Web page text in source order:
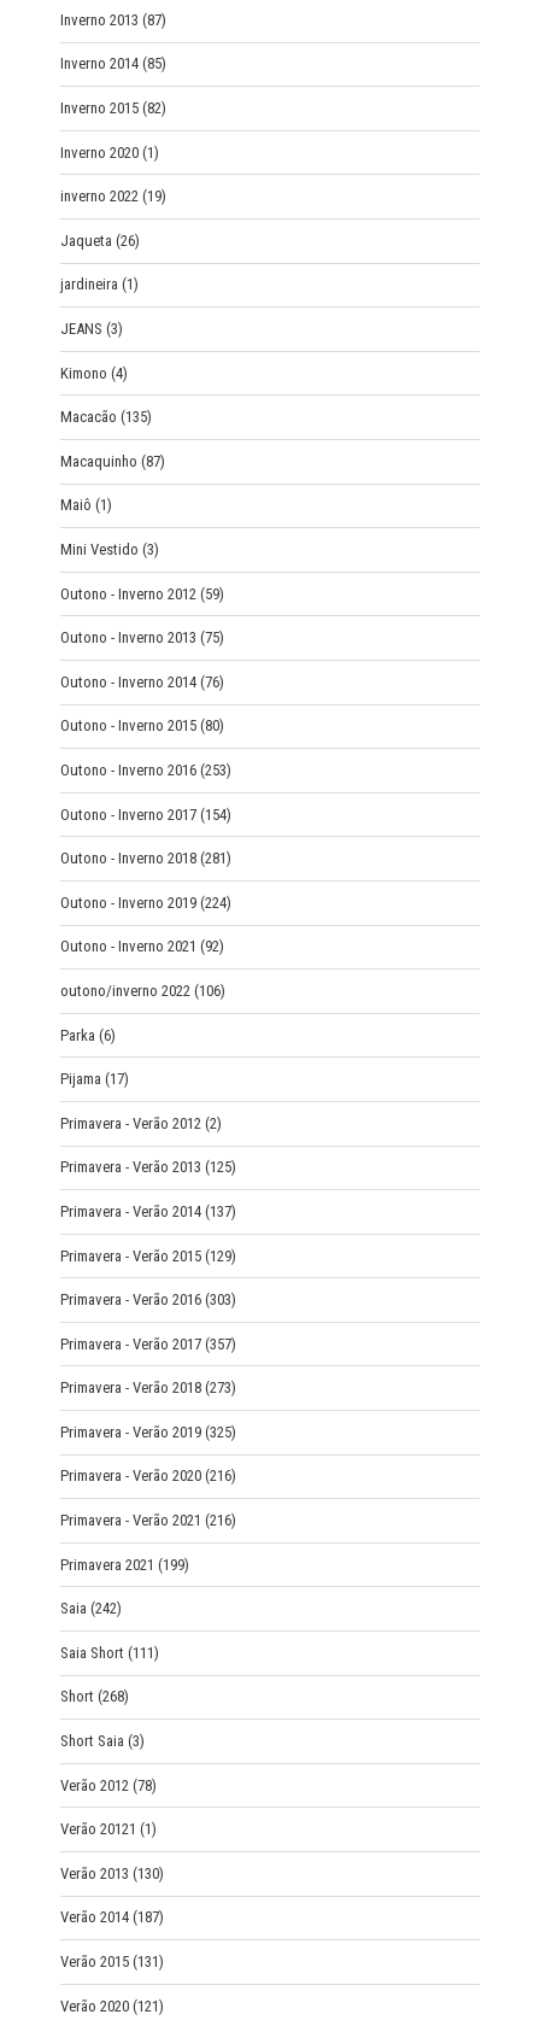
Inverno 2013 (87)
Inverno 2014 (85)
Inverno 2015 (82)
Inverno 2020 (1)
inverno 2022 (19)
Jaqueta (26)
jardineira (1)
JEANS (3)
Kimono (4)
Macacão (135)
Macaquinho (87)
Maiô (1)
Mini Vestido (3)
Outono - Inverno 2012 (59)
Outono - Inverno 2013 (75)
Outono - Inverno 2014 (76)
Outono - Inverno 2015 (80)
Outono - Inverno 2016 (253)
Outono - Inverno 2017 (154)
Outono - Inverno 2018 (281)
Outono - Inverno 2019 (224)
Outono - Inverno 2021 (92)
outono/inverno 2022 (106)
Parka (6)
Pijama (17)
Primavera - Verão 2012 (2)
Primavera - Verão 2013 (125)
Primavera - Verão 2014 (137)
Primavera - Verão 2015 (129)
Primavera - Verão 2016 (303)
Primavera - Verão 2017 (357)
Primavera - Verão 2018 (273)
Primavera - Verão 2019 (325)
Primavera - Verão 2020 (216)
Primavera - Verão 2021 (216)
Primavera 2021 (199)
Saia (242)
Saia Short (111)
Short (268)
Short Saia (3)
Verão 2012 (78)
Verão 20121 (1)
Verão 2013 (130)
Verão 2014 (187)
Verão 2015 (131)
Verão 2020 (121)